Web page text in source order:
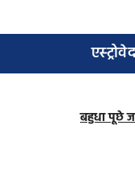
बहुधा पूछे